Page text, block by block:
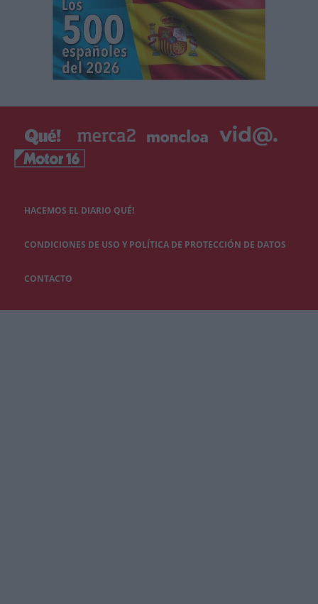
HACEMOS EL DIARIO QUÉ!
CONDICIONES DE USO Y POLÍTICA DE PROTECCIÓN DE DATOS
CONTACTO